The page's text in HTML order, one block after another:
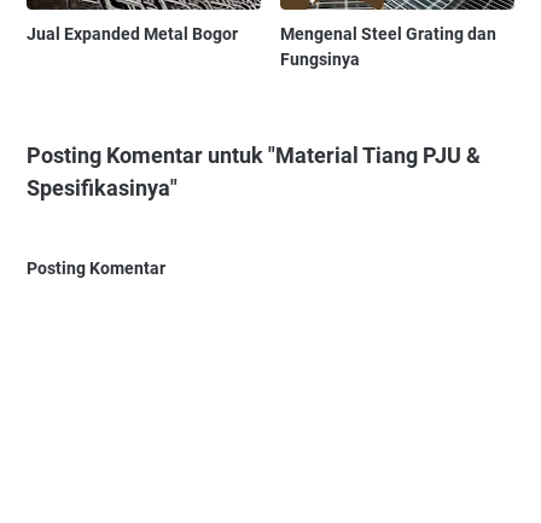
Jual Expanded Metal Bogor
Mengenal Steel Grating dan
Fungsinya
Posting Komentar untuk "Material Tiang PJU &
Spesifikasinya"
Posting Komentar